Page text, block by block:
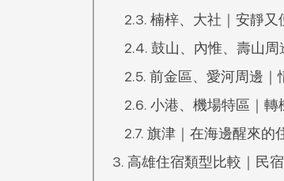
楠梓、大社｜安靜又
鼓山、內惟、壽山
前金區、愛河周邊｜
小港、機場特區｜轉
旗津｜在海邊醒來的
高雄住宿類型比較｜民